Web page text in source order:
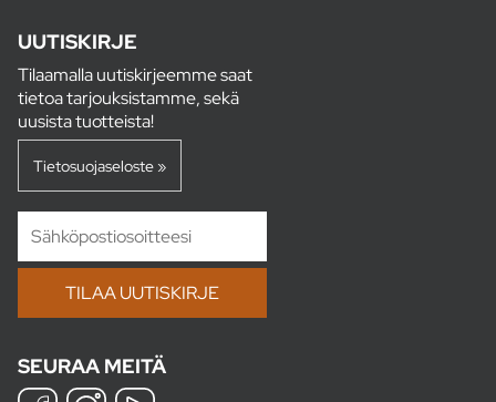
UUTISKIRJE
Tilaamalla uutiskirjeemme saat
tietoa tarjouksistamme, sekä
uusista tuotteista!
Tietosuojaseloste »
SEURAA MEITÄ